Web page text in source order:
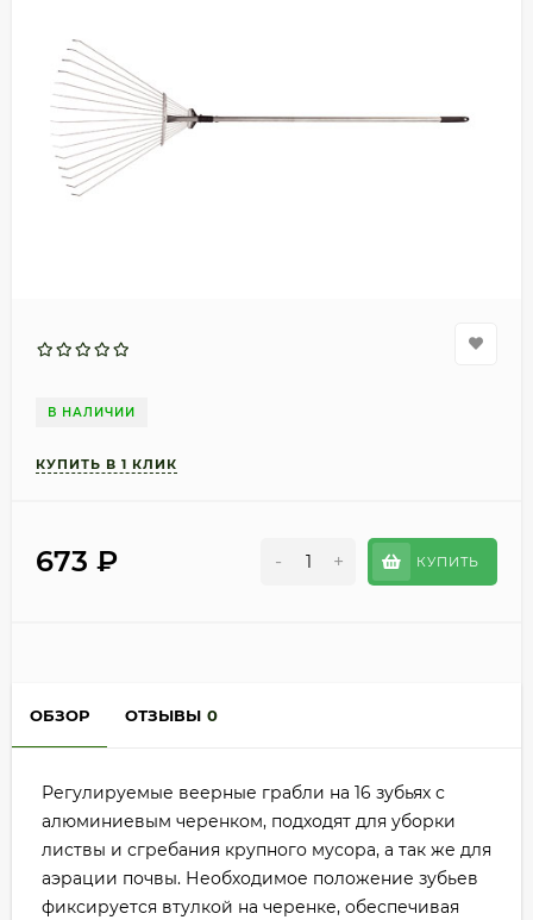
В НАЛИЧИИ
673 ₽ - + КУПИТЬ
ОБЗОР ОТЗЫВЫ 0
Регулируемые веерные грабли на 16 зубьях с
алюминиевым черенком, подходят для уборки
листвы и сгребания крупного мусора, а так же для
аэрации почвы. Необходимое положение зубьев
фиксируется втулкой на черенке, обеспечивая